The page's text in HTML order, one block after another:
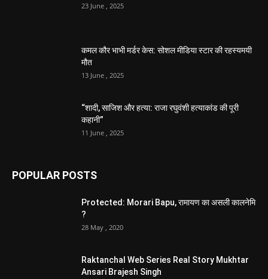
23 June , 2025
कमल कौर भाभी मर्डर केस: सोशल मीडिया स्टार की रहस्यमयी
मौत
13 June , 2025
“शादी, साजिश और हत्या: राजा रघुवंशी हत्याकांड की पूरी
कहानी”
11 June , 2025
POPULAR POSTS
Protected: Morari Bapu, रामायण का असली कालनेमि
?
28 May , 2020
Raktanchal Web Series Real Story Mukhtar
Ansari Brajesh Singh